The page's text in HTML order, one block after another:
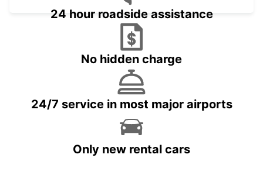
24 hour roadside assistance
No hidden charge
24/7 service in most major airports
Only new rental cars